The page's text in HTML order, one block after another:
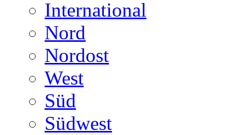
International
Nord
Nordost
West
Süd
Südwest